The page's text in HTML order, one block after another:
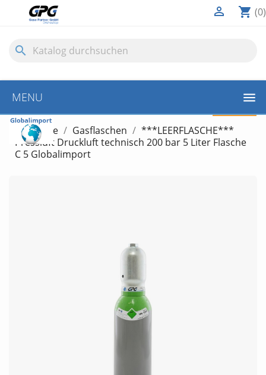
shopping_cart (0)

search
MENU
Startseite Gasflaschen
***LEERFLASCHE***
Pressluft Druckluft technisch 200 bar 5 Liter Flasche
C 5 Globalimport